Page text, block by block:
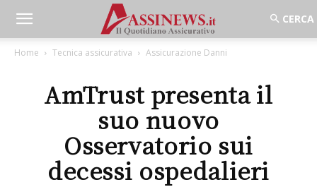
Home Tecnica assicurativa Assicurazione Danni
AmTrust presenta il
suo nuovo
Osservatorio sui
decessi ospedalieri